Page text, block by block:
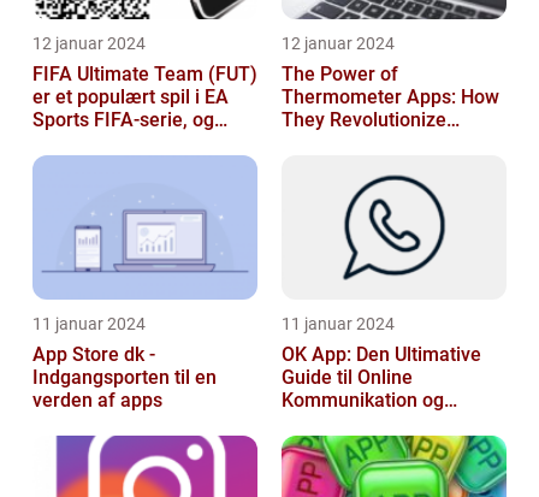
12 januar 2024
FIFA Ultimate Team (FUT)
er et populært spil i EA
Sports FIFA-serie, og
spæ...
12 januar 2024
The Power of
Thermometer Apps: How
They Revolutionize
11 januar 2024
App Store dk -
Indgangsporten til en
verden af apps
11 januar 2024
OK App: Den Ultimative
Guide til Online
Kommunikation og